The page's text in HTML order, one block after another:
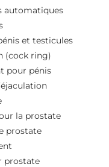
automatiques
et testicules
(cock ring)
pour pénis
la prostate
prostate
prostate